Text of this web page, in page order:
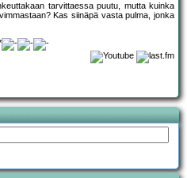
tarvittaessa puutu, mutta kuinka
Kas siinäpä vasta pulma, jonka